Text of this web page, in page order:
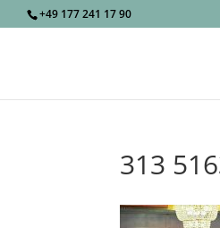
+49 177 241 17 90
313